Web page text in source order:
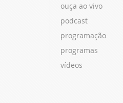
ouça ao vivo
podcast
programação
programas
vídeos